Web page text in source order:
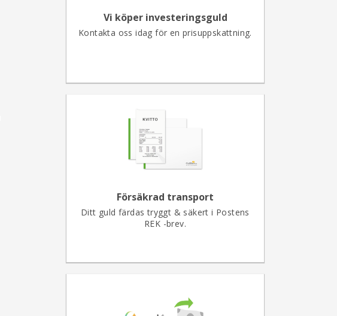
Vi köper investeringsguld
Kontakta oss idag för en prisuppskattning.
Försäkrad transport
Ditt guld färdas tryggt & säkert i Postens
REK -brev.